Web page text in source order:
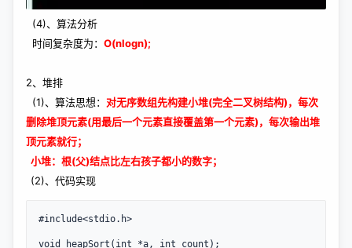
(4)、算法分析
时间复杂度为： O(nlogn);
2、堆排
(1)、算法思想： 对无序数组先构建小堆(完全二叉树结构)，每次
删除堆顶元素(用最后一个元素直接覆盖第一个元素)，每次输出堆
顶元素就行；
小堆：根(父)结点比左右孩子都小的数字；
(2)、代码实现
#include<stdio.h>
void heapSort(int *a, int count);